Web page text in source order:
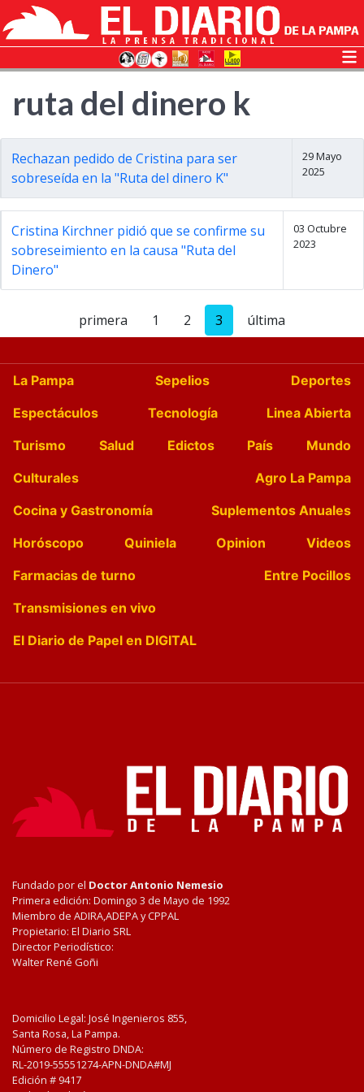
ruta del dinero k
Rechazan pedido de Cristina para ser
sobreseída en la "Ruta del dinero K"
29 Mayo
2025
Cristina Kirchner pidió que se confirme su
sobreseimiento en la causa "Ruta del
Dinero"
03 Octubre
2023
primera 1 2 3 última
La Pampa Sepelios
Deportes
Espectáculos
Tecnología
Linea Abierta
Turismo
Salud Edictos País
Mundo
Culturales
Agro La Pampa
Cocina y Gastronomía
Suplementos Anuales
Horóscopo
Quiniela Opinion
Videos
Farmacias de turno
Entre Pocillos
Transmisiones en vivo
El Diario de Papel en DIGITAL
Fundado por el Doctor Antonio Nemesio
Primera edición: Domingo 3 de Mayo de 1992
Miembro de ADIRA,ADEPA y CPPAL
Propietario: El Diario SRL
Director Periodístico:
Walter René Goñi
Domicilio Legal: José Ingenieros 855,
Santa Rosa, La Pampa.
Número de Registro DNDA:
RL-2019-55551274-APN-DNDA#MJ
Edición # 9417